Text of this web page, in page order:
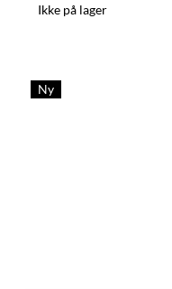
Ikke på lager
Ny